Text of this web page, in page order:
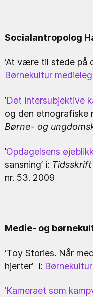
Socialantropolog
‘At være til stede på
Børnekultur
’Det intersubjektive
og den etnografiske
Børne- og
’Opdagelsens
sansning’ i:
nr. 53. 2009
Medie- og
‘Toy Stories. Når
hjerter’ i:
’Kameraet som